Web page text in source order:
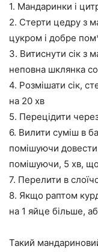
1. Мандаринки і
2. Стерти цедру з
цукром і добре
3. Витиснути сік з
неповна шклянка
4. Розмішати сік,
на 20 хв
5. Перецідити
6. Вилити суміш в
помішуючи
помішуючи, 5 хв,
7. Перелити в
8. Якщо раптом
на 1 яйце більше,
Такий